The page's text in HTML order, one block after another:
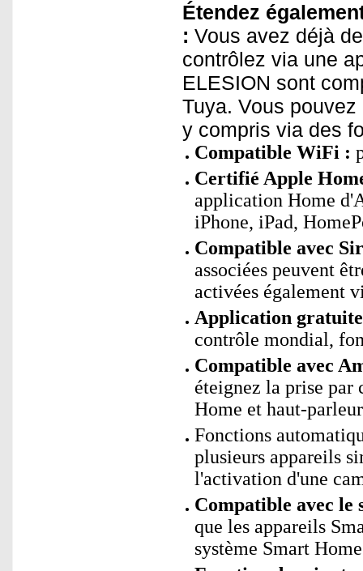
Étendez
: Vous avez déjà
contrôlez via une
ELESION sont
Tuya. Vous
y compris via des
Compatible WiFi :
Certifié Apple
application Home
iPhone, iPad,
Compatible avec
associées peuvent
activées également
Application
contrôle mondial,
Compatible avec
éteignez la prise par
Home et haut-
Fonctions
plusieurs appareils
l'activation d'une
Compatible avec le
que les appareils
système Smart